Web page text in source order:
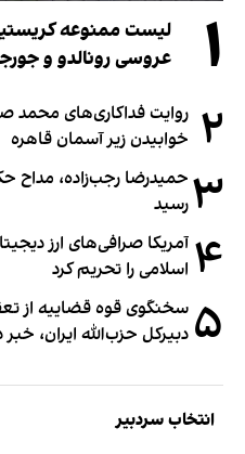
۱
عروسی رونالدو و
۲ خوابیدن زیر آسمان قاهره
۳ حمیدرضا رجب‌زاده، مداح
رسید
۴ آمریکا صرافی‌های ارز
اسلامی را تحریم کرد
۵ سخنگوی قوه قضاییه از
دبیر‌کل حزب‌الله ایران، خبر
انتخاب سردبیر